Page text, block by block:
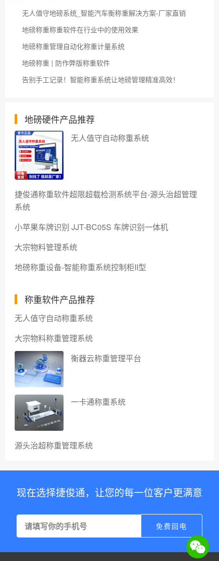
无人值守地磅系统_智能汽车衡称重解决方案-厂家直销
地磅称重称重软件在行业中的使用效果
地磅称重管理自动化称重计量系统
地磅称重 | 防作弊版称重软件
告别手工记录！智能称重系统让地磅管理精准高效！
地磅硬件产品推荐
无人值守自动称重系统
捷俊通称重软件超限超载检测系统平台-源头治超管理
系统
小苹果车牌识别 JJT-BC05S 车牌识别一体机
大宗物料管理系统
地磅称重设备-智能称重系统控制柜II型
称重软件产品推荐
无人值守自动称重系统
大宗物料称重管理系统
衡器云称重管理平台
一卡通称重系统
源头治超称重管理系统
现在选择捷俊通，让您的每一位客户更满意